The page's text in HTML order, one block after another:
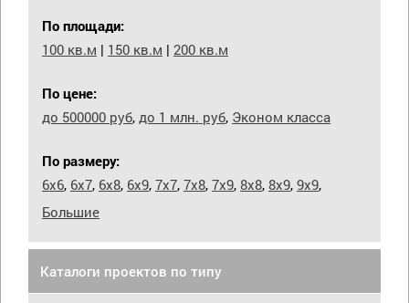
По площади:
100 кв.м | 150 кв.м | 200 кв.м
По цене:
до 500000 руб, до 1 млн. руб, Эконом класса
По размеру:
6х6, 6х7, 6х8, 6х9, 7х7, 7х8, 7х9, 8х8, 8х9, 9х9,
Большие
Каталоги проектов по типу